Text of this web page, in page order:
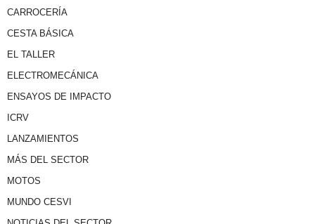
CARROCERÍA
CESTA BÁSICA
EL TALLER
ELECTROMECÁNICA
ENSAYOS DE IMPACTO
ICRV
LANZAMIENTOS
MÁS DEL SECTOR
MOTOS
MUNDO CESVI